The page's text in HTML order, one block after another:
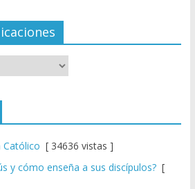
Católico [ 34636 vistas ]
y cómo enseña a sus discípulos?[